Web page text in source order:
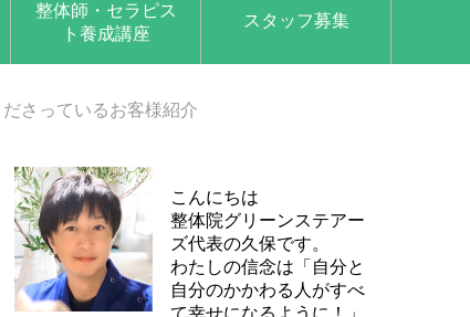
整体師・セラピス
ト養成講座
スタッフ募集
さっているお客様紹介
こんにちは
整体院グリーンステアー
ズ代表の久保です。
わたしの信念は「自分と
自分のかかわる人がすべ
て幸せになるように！」